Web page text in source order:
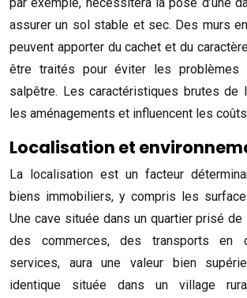
assurer un sol stable et sec. Des murs
peuvent apporter du cachet et du
être traités pour éviter les problèmes
salpêtre. Les caractéristiques brutes de
les aménagements et influencent les
Localisation et
La localisation est un facteur
biens immobiliers, y compris les
Une cave située dans un quartier prisé
des commerces, des transports en
services, aura une valeur bien
identique située dans un village